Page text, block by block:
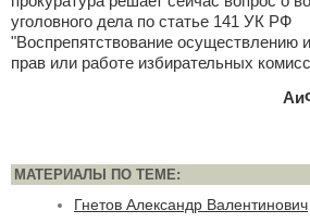
уголовного дела по статье 141 УК РФ
"Воспрепятствование осуществлению
прав или работе избирательных
МАТЕРИАЛЫ ПО ТЕМЕ:
Гнетов Александр Валентинович